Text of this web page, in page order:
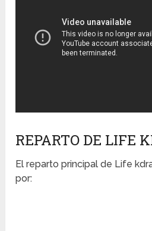
REPARTO DE LIFE
El reparto principal de Life
por: